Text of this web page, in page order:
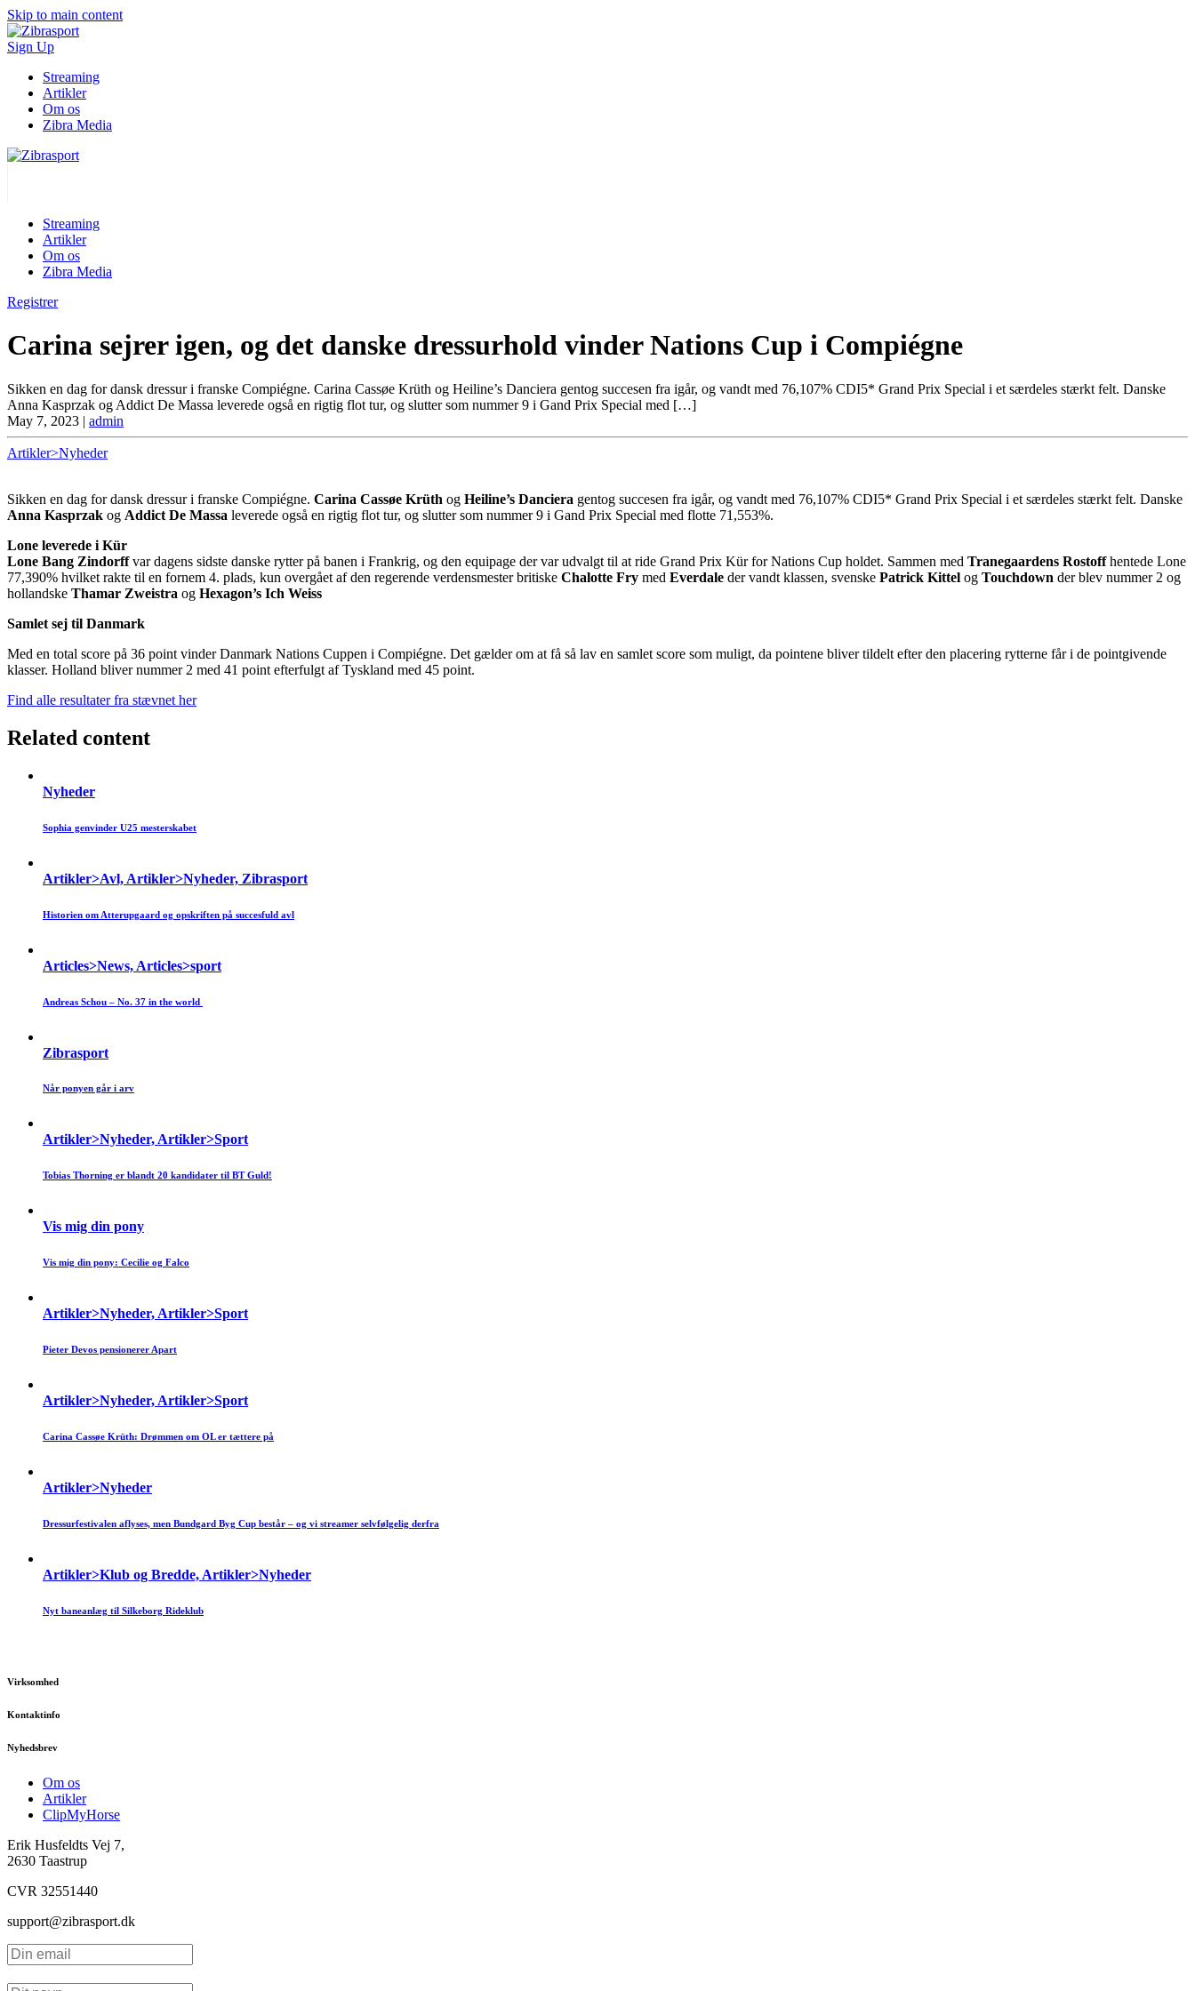
Skip to main content
Sign Up
Streaming
Artikler
Om os
Zibra Media
Streaming
Artikler
Om os
Zibra Media
Registrer
Carina sejrer igen, og det danske dressurhold vinder Nations Cup i Compiégne
Sikken en dag for dansk dressur i franske Compiégne. Carina Cassøe Krüth og Heiline’s Danciera gentog succesen fra igår, og vandt med 76,107% CDI5* Grand Prix Special i et særdeles stærkt felt. Danske
Anna Kasprzak og Addict De Massa leverede også en rigtig flot tur, og slutter som nummer 9 i Gand Prix Special med […]
May 7, 2023 | admin
Artikler>Nyheder
Sikken en dag for dansk dressur i franske Compiégne. Carina Cassøe Krüth og Heiline’s Danciera gentog succesen fra igår, og vandt med 76,107% CDI5* Grand Prix Special i et særdeles stærkt felt. Danske
Anna Kasprzak og Addict De Massa leverede også en rigtig flot tur, og slutter som nummer 9 i Gand Prix Special med flotte 71,553%.
Lone leverede i Kür
Lone Bang Zindorffvar dagens sidste danske rytter på banen i Frankrig, og den equipage der var udvalgt til at ride Grand Prix Kür for Nations Cup holdet. Sammen med Tranegaardens Rostoffhentede Lone
77,390% hvilket rakte til en fornem 4. plads, kun overgået af den regerende verdensmester britiske Chalotte Fry med Everdale der vandt klassen, svenske Patrick Kittel og Touchdown der blev nummer 2 og
hollandske Thamar Zweistra og Hexagon’s Ich Weiss
Samlet sej til Danmark
Med en total score på 36 point vinder Danmark Nations Cuppen i Compiégne. Det gælder om at få så lav en samlet score som muligt, da pointene bliver tildelt efter den placering rytterne får i de pointgivende
klasser. Holland bliver nummer 2 med 41 point efterfulgt af Tyskland med 45 point.
Find alle resultater fra stævnet her
Related content
Nyheder
Sophia genvinder U25 mesterskabet
Artikler>Avl, Artikler>Nyheder, Zibrasport
Historien om Atterupgaard og opskriften på succesfuld avl
Articles>News, Articles>sport
Andreas Schou – No. 37 in the world
Zibrasport
Når ponyen går i arv
Artikler>Nyheder, Artikler>Sport
Tobias Thorning er blandt 20 kandidater til BT Guld!
Vis mig din pony
Vis mig din pony: Cecilie og Falco
Artikler>Nyheder, Artikler>Sport
Pieter Devos pensionerer Apart
Artikler>Nyheder, Artikler>Sport
Carina Cassøe Krüth: Drømmen om OL er tættere på
Artikler>Nyheder
Dressurfestivalen aflyses, men Bundgard Byg Cup består – og vi streamer selvfølgelig derfra
Artikler>Klub og Bredde, Artikler>Nyheder
Nyt baneanlæg til Silkeborg Rideklub
Virksomhed
Kontaktinfo
Nyhedsbrev
Om os
Artikler
ClipMyHorse
Erik Husfeldts Vej 7,
2630 Taastrup
CVR 32551440
support@zibrasport.dk